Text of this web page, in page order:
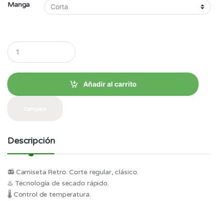
Manga
Q
u
t
i
Añadir al carrito
Descripción
📻 Camiseta Retro. Corte regular, clásico.
♨️ Tecnología de secado rápido.
🌡 Control de temperatura.